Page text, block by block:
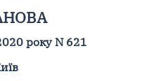
року N 621